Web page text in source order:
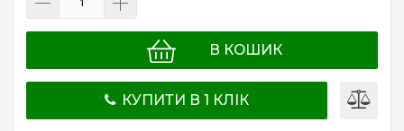
В КОШИК
КУПИТИ В 1 КЛІК